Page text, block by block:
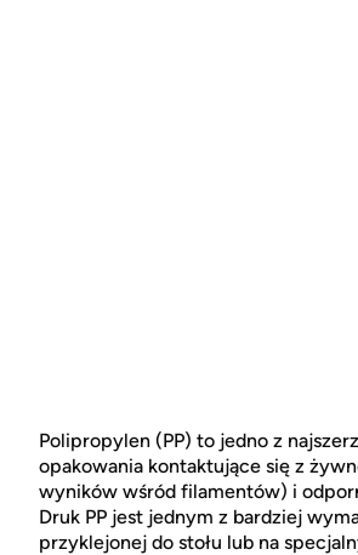
Polipropylen (PP) to jedno z
opakowania kontaktujące się z
wyników wśród filamentów) i
Druk PP jest jednym z bardziej
przyklejonej do stołu lub na